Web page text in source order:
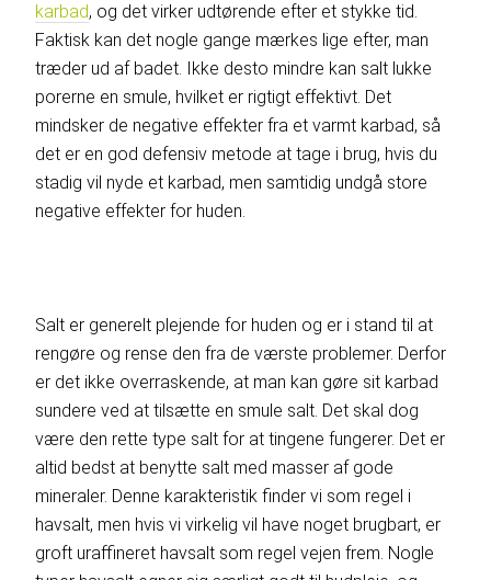
karbad, og det virker udtørende efter et stykke tid.
Faktisk kan det nogle gange mærkes lige efter, man
træder ud af badet. Ikke desto mindre kan salt lukke
porerne en smule, hvilket er rigtigt effektivt. Det
mindsker de negative effekter fra et varmt karbad, så
det er en god defensiv metode at tage i brug, hvis du
stadig vil nyde et karbad, men samtidig undgå store
negative effekter for huden.
Salt er generelt plejende for huden og er i stand til at
rengøre og rense den fra de værste problemer. Derfor
er det ikke overraskende, at man kan gøre sit karbad
sundere ved at tilsætte en smule salt. Det skal dog
være den rette type salt for at tingene fungerer. Det er
altid bedst at benytte salt med masser af gode
mineraler. Denne karakteristik finder vi som regel i
havsalt, men hvis vi virkelig vil have noget brugbart, er
groft uraffineret havsalt som regel vejen frem. Nogle